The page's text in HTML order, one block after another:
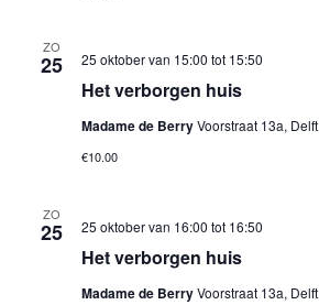
ZO
25
Het verborgen huis
25 oktober van 15:00 tot 15:50
Madame de BerryVoorstraat 13a, Delft
€10.00
ZO
25
Het verborgen huis
25 oktober van 16:00 tot 16:50
Madame de BerryVoorstraat 13a, Delft